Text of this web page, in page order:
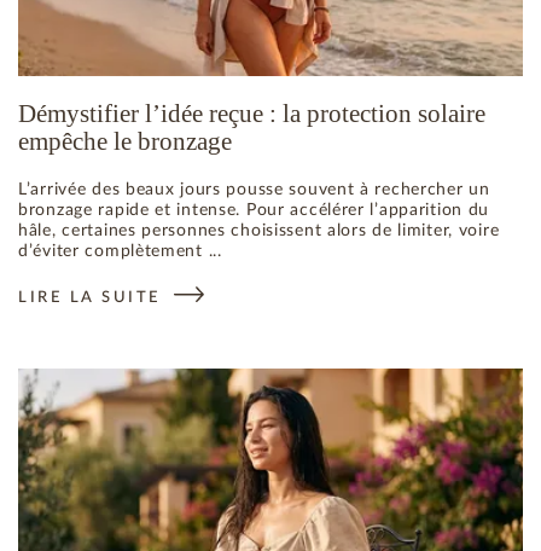
Démystifier l’idée reçue : la protection solaire
empêche le bronzage
L’arrivée des beaux jours pousse souvent à rechercher un
bronzage rapide et intense. Pour accélérer l’apparition du
hâle, certaines personnes choisissent alors de limiter, voire
d’éviter complètement ...
LIRE LA SUITE